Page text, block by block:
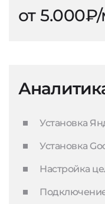
от
Установка
Установка
Настройка